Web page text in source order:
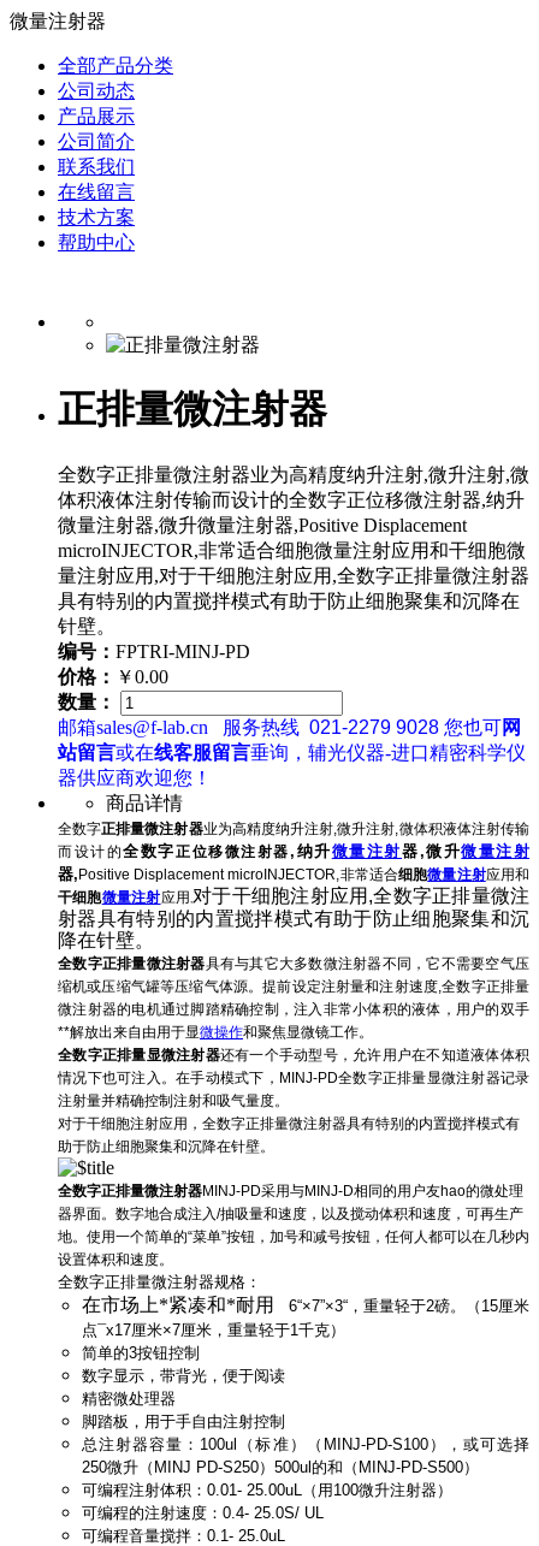
微量注射器
全部产品分类
公司动态
产品展示
公司简介
联系我们
在线留言
技术方案
帮助中心
正排量微注射器
全数字正排量微注射器业为高精度纳升注射,微升注射,微
体积液体注射传输而设计的全数字正位移微注射器,纳升
微量注射器,微升微量注射器,Positive Displacement
microINJECTOR,非常适合细胞微量注射应用和干细胞微
量注射应用,对于干细胞注射应用,全数字正排量微注射器
具有特别的内置搅拌模式有助于防止细胞聚集和沉降在
针壁。
编号： FPTRI-MINJ-PD
价格： ￥0.00
数量：
邮箱sales@f-lab.cn
服务热线 021-2279 9028 您也可网
站留言或在线客服留言垂询，辅光仪器-进口精密科学仪
器供应商欢迎您！
商品详情
全数字正排量微注射器业为高精度纳升注射,微升注射,微体积液体注射传输
而设计的全数字正位移微注射器,纳升微量注射器,微升微量注射
器,Positive DisplacementmicroINJECTOR,非常适合细胞微量注射应用和
干细胞微量注射应用,对于干细胞注射应用,全数字正排量微注
射器具有特别的内置搅拌模式有助于防止细胞聚集和沉
降在针壁。
全数字正排量微注射器具有与其它大多数微注射器不同，它不需要空气压
缩机或压缩气罐等压缩气体源。提前设定注射量和注射速度,全数字正排量
微注射器的电机通过脚踏精确控制，注入非常小体积的液体，用户的双手
**解放出来自由用于显微操作和聚焦显微镜工作。
全数字正排量显微注射器还有一个手动型号，允许用户在不知道液体体积
情况下也可注入。在手动模式下，MINJ-PD全数字正排量显微注射器记录
注射量并精确控制注射和吸气量度。
对于干细胞注射应用， 全数字正排量微注射器具有特别的内置搅拌模式有
助于防止细胞聚集和沉降在针壁。
全数字正排量微注射器MINJ-PD采用与MINJ-D相同的用户友hao的微处理
器界面。数字地合成注入/抽吸量和速度，以及搅动体积和速度，可再生产
地。使用一个简单的“菜单”按钮，加号和减号按钮，任何人都可以在几秒内
设置体积和速度。
全数字正排量微注射器规格：
在市场上*紧凑和*耐用
6“×7”×3“，重量轻于2磅。（15厘米
点¯x17厘米×7厘米，重量轻于1千克）
简单的3按钮控制
数字显示，带背光，便于阅读
精密微处理器
脚踏板，用于手自由注射控制
总注射器容量：100ul（标准）（MINJ-PD-S100），或可选择
250微升（MINJ PD-S250）500ul的和（MINJ-PD-S500）
可编程注射体积：0.01- 25.00uL（用100微升注射器）
可编程的注射速度：0.4- 25.0S/ UL
可编程音量搅拌：0.1- 25.0uL